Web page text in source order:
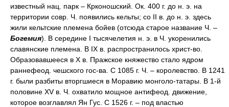
известный нац. парк – Крконошский. Ок. 400 г. до н. э. на
территории совр. Ч. появились кельты; со II в. до н. э. здесь
жили кельтские племена бойев (отсюда старое название Ч. –
Богемия). В середине I тысячелетия н. э. в Ч. укоренились
славянские племена. В IX в. распространилось христ-во.
Образовавшееся в X в. Пражское княжество стало ядром
раннефеод. чешского гос-ва. С 1085 г. Ч. – королевство. В 1241
г. были разбиты вторгшиеся в Моравию монголо-татары. В 1-й
половине XV в. Ч. охватило мощное антифеод. движение,
которое возглавлял Ян Гус. С 1526 г. – под властью